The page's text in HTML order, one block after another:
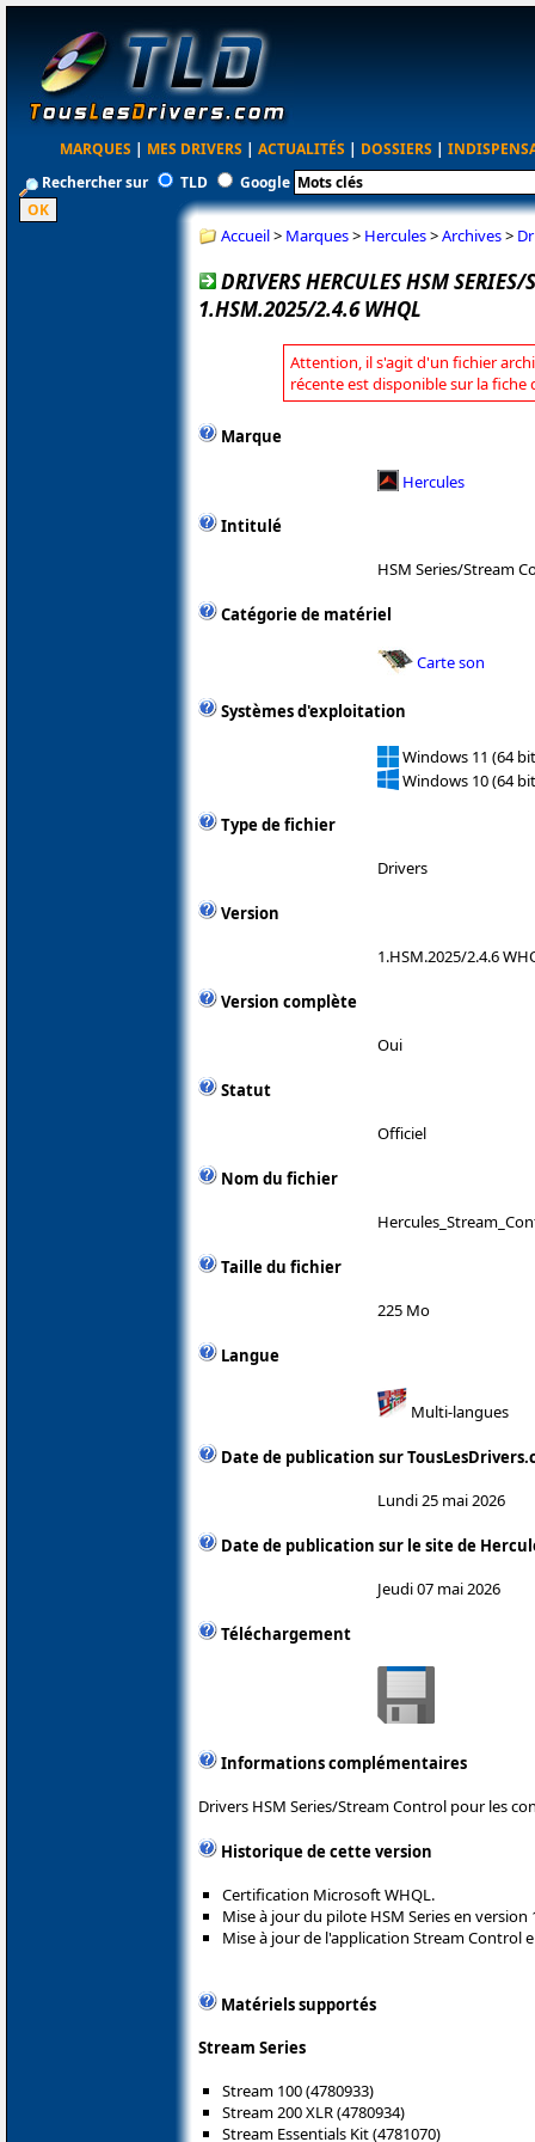
MARQUES | MES DRIVERS | ACTUALITÉS | DOSSIERS |
Rechercher sur
TLD Google
Accueil> Marques> Hercules>Archives>
DRIVERS HERCULES HSM SERIES/
1.HSM.2025/2.4.6 WHQL
Attention, il s'agit d'un fichier
récente est disponible sur la fiche
Marque
Hercules
Intitulé
HSM Series/Stream
Catégorie de matériel
Carte son
Systèmes d'exploitation
Windows 11 (64
Windows 10 (64
Type de fichier
Drivers
Version
1.HSM.2025/2.4.6
Version complète
Oui
Statut
Officiel
Nom du fichier
Taille du fichier
225 Mo
Langue
Multi-langues
Date de publication sur
Lundi 25 mai 2026
Date de publication sur le site de
Jeudi 07 mai 2026
Téléchargement
Informations complémentaires
Drivers HSM Series/Stream Control pour les
Historique de cette version
Certification Microsoft WHQL.
Mise à jour du pilote HSM Series en version
Mise à jour de l'application Stream Control
Matériels supportés
Stream Series
Stream 100 (4780933)
Stream 200 XLR (4780934)
Stream Essentials Kit (4781070)